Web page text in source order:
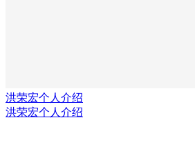
洪荣宏个人介绍
洪荣宏个人介绍